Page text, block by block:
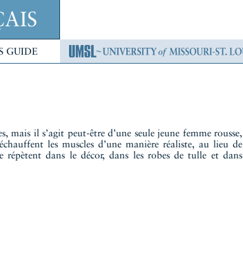
GUIDE
mais il s’agit peut-être d’une seule jeune femme rousse,
les muscles d’une manière réaliste, au lieu de
dans le décor, dans les robes de tulle et dans